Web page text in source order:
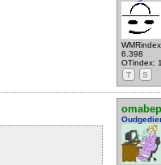
6.398
OTindex:
T
S
omabep